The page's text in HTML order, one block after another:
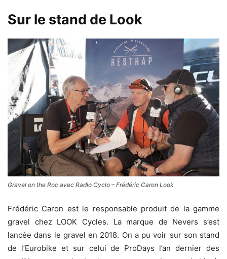
Sur le stand de Look
Gravel on the Roc avec Radio Cyclo – Frédéric Caron Look
Frédéric Caron est le responsable produit de la gamme
gravel chez LOOK Cycles. La marque de Nevers s’est
lancée dans le gravel en 2018. On a pu voir sur son stand
de l’Eurobike et sur celui de ProDays l’an dernier des